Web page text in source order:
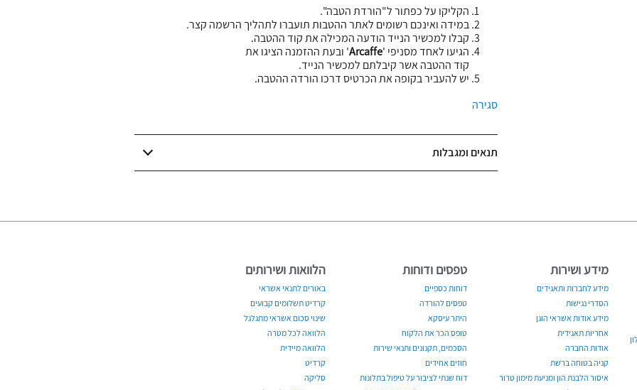
הקליקו על כפתור ל"הורדת הטבה".
במידה ואינכם רשומים לאתר ההטבות תועברו לתהליך הרשמה קצר.
קבלו למכשיר הנייד הודעה המכילה את קוד ההטבה.
הגיעו לאחד מסניפי 'Arcaffe' ובעת ההזמנה הציגו את
קוד ההטבה אשר קיבלתם למכשיר הנייד.
יש להעביר בקופה את הכרטיס דרכו הורדה ההטבה.
סגירה
תנאים ומגבלות
מידע ושירות
מידע לחברות ותאגידים
הסדרי נגישות
מידע אודות אשראי הוגן
אחריות תאגידית
אודות החברה
קניה בטוחה ברשת
איסור הלבנת הון ומניעת מימון טרור
טפסים ודוחות
דוחות כספיים
טפסים להורדה
היתר עיסקא
טופס הכר את הלקוח
הסכמים, תקנונים ותנאי שירות
חוזים אחידים
דוח שנתי לציבור על טיפול בתלונות
הלוואות ושירותים
באורים לתנאי אשראי
קרדיט תשלומים קבועים
שינוי סכום אשראי מתגלגל
הלוואה לכל מטרה
הלוואה מיידית
קרדיט
סליקה